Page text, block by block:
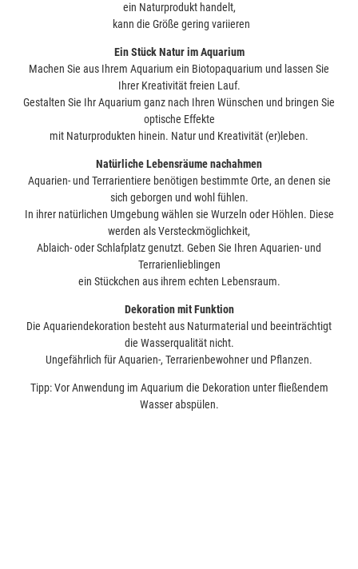
ein Naturprodukt handelt,
kann die Größe gering variieren
Ein Stück Natur im Aquarium
Machen Sie aus Ihrem Aquarium ein Biotopaquarium und lassen Sie
Ihrer Kreativität freien Lauf.
Gestalten Sie Ihr Aquarium ganz nach Ihren Wünschen und bringen Sie
optische Effekte
mit Naturprodukten hinein. Natur und Kreativität (er)leben.
Natürliche Lebensräume nachahmen
Aquarien- und Terrarientiere benötigen bestimmte Orte, an denen sie
sich geborgen und wohl fühlen.
In ihrer natürlichen Umgebung wählen sie Wurzeln oder Höhlen. Diese
werden als Versteckmöglichkeit,
Ablaich- oder Schlafplatz genutzt. Geben Sie Ihren Aquarien- und
Terrarienlieblingen
ein Stückchen aus ihrem echten Lebensraum.
Dekoration mit Funktion
Die Aquariendekoration besteht aus Naturmaterial und beeinträchtigt
die Wasserqualität nicht.
Ungefährlich für Aquarien-, Terrarienbewohner und Pflanzen.
Tipp: Vor Anwendung im Aquarium die Dekoration unter fließendem
Wasser abspülen.